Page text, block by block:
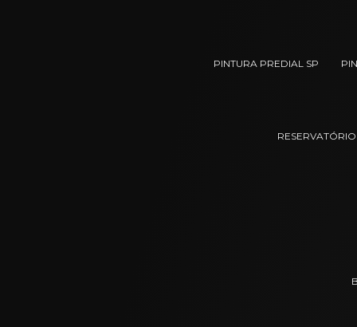
PINTURA PREDIAL SP